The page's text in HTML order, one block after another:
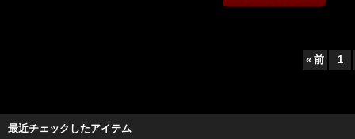
« 前 1
最近チェックしたアイテム